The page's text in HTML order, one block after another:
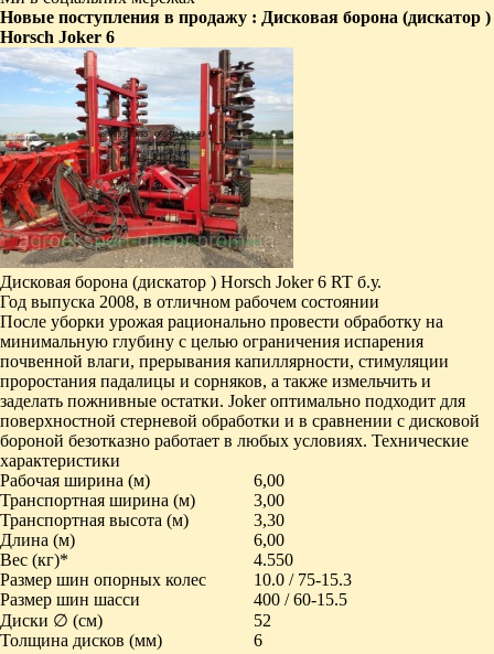
Новые поступления в продажу : ​Дисковая борона (дискатор )
Horsch Joker 6
Дисковая борона (дискатор ) Horsch Joker 6 RT б.у.
Год выпуска 2008, в отличном рабочем состоянии
После уборки урожая рационально провести обработку на
минимальную глубину с целью ограничения испарения
почвенной влаги, прерывания капиллярности, стимуляции
проростания падалицы и сорняков, а также измельчить и
заделать пожнивные остатки. Joker оптимально подходит для
поверхностной стерневой обработки и в сравнении с дисковой
бороной безотказно работает в любых условиях. Технические
характеристики
Рабочая ширина (м)
6,00
Транспортная ширина (м)
3,00
Транспортная высота (м)
3,30
Длина (м)
6,00
Вес (кг)*
4.550
Размер шин опорных колес
10.0 / 75-15.3
Размер шин шасси
400 / 60-15.5
Диски ∅ (см)
52
Толщина дисков (мм)
6